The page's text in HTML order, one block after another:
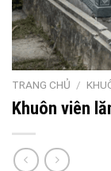
TRANG CHỦ /
Khuôn viên